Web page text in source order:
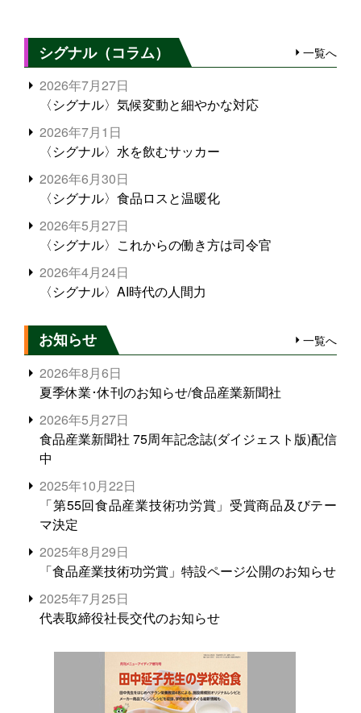
シグナル（コラム） 一覧へ
2026年7月27日
〈シグナル〉気候変動と細やかな対応
2026年7月1日
〈シグナル〉水を飲むサッカー
2026年6月30日
〈シグナル〉食品ロスと温暖化
2026年5月27日
〈シグナル〉これからの働き方は司令官
2026年4月24日
〈シグナル〉AI時代の人間力
お知らせ 一覧へ
2026年8月6日
夏季休業･休刊のお知らせ/食品産業新聞社
2026年5月27日
食品産業新聞社 75周年記念誌(ダイジェスト版)配信
中
2025年10月22日
「第55回食品産業技術功労賞」受賞商品及びテー
マ決定
2025年8月29日
「食品産業技術功労賞」特設ページ公開のお知らせ
2025年7月25日
代表取締役社長交代のお知らせ